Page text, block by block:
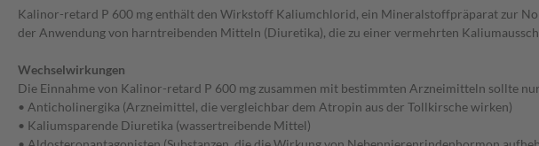
Kalinor-retard P 600 mg enthält den Wirkstoff Kaliumchlorid, ein Mineralstoffpräparat zur
der Anwendung von harntreibenden Mitteln (Diuretika), die zu einer vermehrten
Wechselwirkungen
Die Einnahme von Kalinor-retard P 600 mg zusammen mit bestimmten Arzneimitteln sollte
• Anticholinergika (Arzneimittel, die vergleichbar dem Atropin aus der Tollkirsche wirken)
• Kaliumsparende Diuretika (wassertreibende Mittel)